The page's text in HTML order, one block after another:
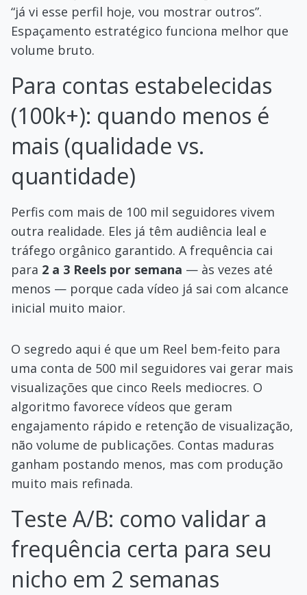
“já vi esse perfil hoje, vou mostrar outros”.
Espaçamento estratégico funciona melhor que
volume bruto.
Para contas estabelecidas
(100k+): quando menos é
mais (qualidade vs.
quantidade)
Perfis com mais de 100 mil seguidores vivem
outra realidade. Eles já têm audiência leal e
tráfego orgânico garantido. A frequência cai
para 2 a 3 Reels por semana — às vezes até
menos — porque cada vídeo já sai com alcance
inicial muito maior.
O segredo aqui é que um Reel bem-feito para
uma conta de 500 mil seguidores vai gerar mais
visualizações que cinco Reels mediocres. O
algoritmo favorece vídeos que geram
engajamento rápido e retenção de visualização,
não volume de publicações. Contas maduras
ganham postando menos, mas com produção
muito mais refinada.
Teste A/B: como validar a
frequência certa para seu
nicho em 2 semanas